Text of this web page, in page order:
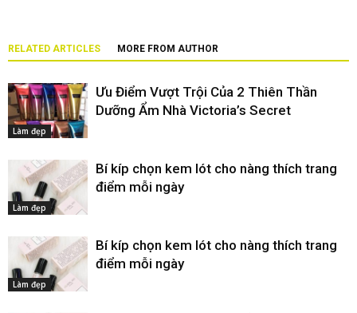
RELATED ARTICLES MORE FROM AUTHOR
Làm đẹp
Ưu Điểm Vượt Trội Của 2 Thiên Thần
Dưỡng Ẩm Nhà Victoria’s Secret
Làm đẹp
Bí kíp chọn kem lót cho nàng thích trang
điểm mỗi ngày
Làm đẹp
Bí kíp chọn kem lót cho nàng thích trang
điểm mỗi ngày